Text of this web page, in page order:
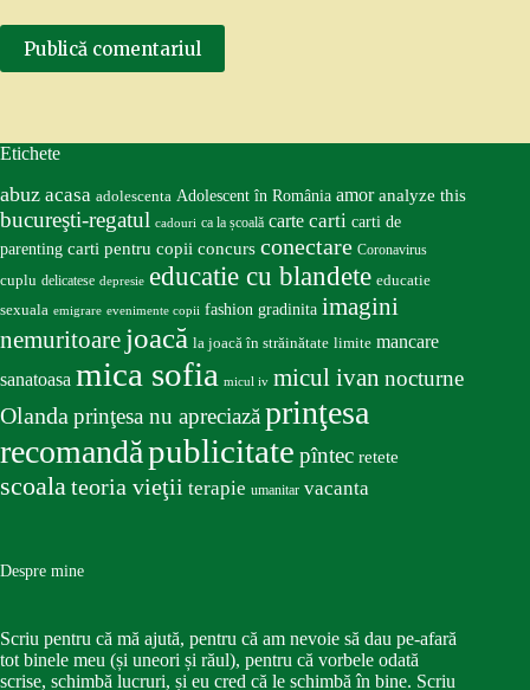
Publică comentariul
Etichete
abuz acasa adolescenta Adolescent în România amor analyze this
bucureşti-regatul cadouri ca la școală carte carti carti de
parenting carti pentru copii concurs conectare Coronavirus
cuplu delicatese depresie educatie cu blandete educatie
sexuala emigrare evenimente copii fashion gradinita imagini
nemuritoare joacă la joacă în străinătate limite mancare
sanatoasa mica sofia micul iv micul ivan nocturne
Olandaprinţesa nu apreciazăprinţesa
recomandăpublicitate pîntec retete
scoalateoria vieţii terapie umanitar vacanta
Despre mine
Scriu pentru că mă ajută, pentru că am nevoie să dau pe-afară
tot binele meu (și uneori și răul), pentru că vorbele odată
scrise, schimbă lucruri, și eu cred că le schimbă în bine. Scriu